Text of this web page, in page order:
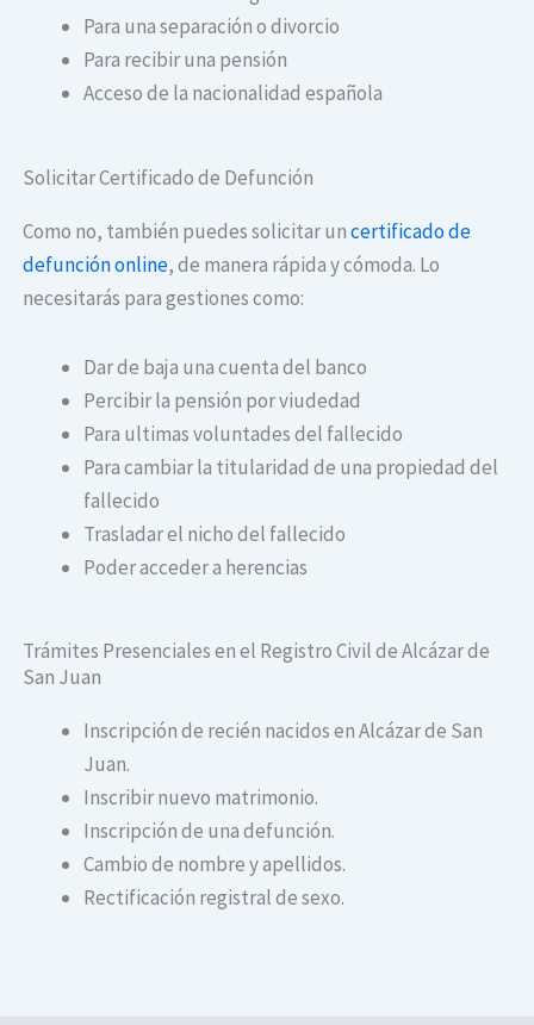
Para una separación o divorcio
Para recibir una pensión
Acceso de la nacionalidad española
Solicitar Certificado de Defunción
Como no, también puedes solicitar uncertificado de
defunción online, de manera rápida y cómoda. Lo
necesitarás para gestiones como:
Dar de baja una cuenta del banco
Percibir la pensión por viudedad
Para ultimas voluntades del fallecido
Para cambiar la titularidad de una propiedad del
fallecido
Trasladar el nicho del fallecido
Poder acceder a herencias
Trámites Presenciales en el Registro Civil de Alcázar de
San Juan
Inscripción de recién nacidos en Alcázar de San
Juan.
Inscribir nuevo matrimonio.
Inscripción de una defunción.
Cambio de nombre y apellidos.
Rectificación registral de sexo.